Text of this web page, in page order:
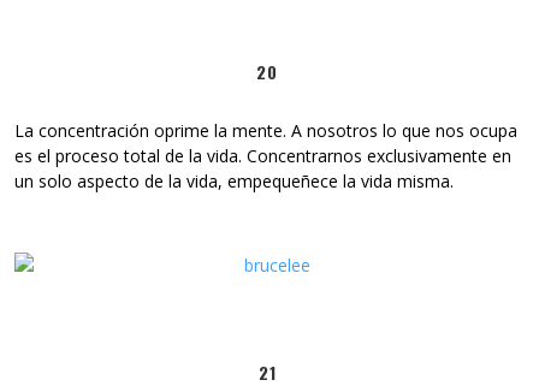
20
La concentración oprime la mente. A nosotros lo que nos ocupa
es el proceso total de la vida. Concentrarnos exclusivamente en
un solo aspecto de la vida, empequeñece la vida misma.
21